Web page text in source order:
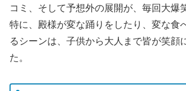
コミ、そして予想外の展開が、毎回大爆
特に、殿様が変な踊りをしたり、変な食
るシーンは、子供から大人まで皆が笑顔
た。